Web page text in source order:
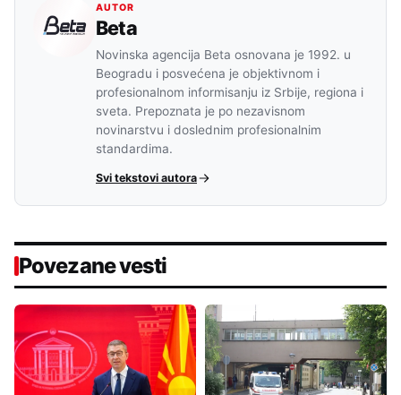
AUTOR
Beta
Novinska agencija Beta osnovana je 1992. u
Beogradu i posvećena je objektivnom i
profesionalnom informisanju iz Srbije, regiona i
sveta. Prepoznata je po nezavisnom
novinarstvu i doslednim profesionalnim
standardima.
Svi tekstovi autora
Povezane vesti